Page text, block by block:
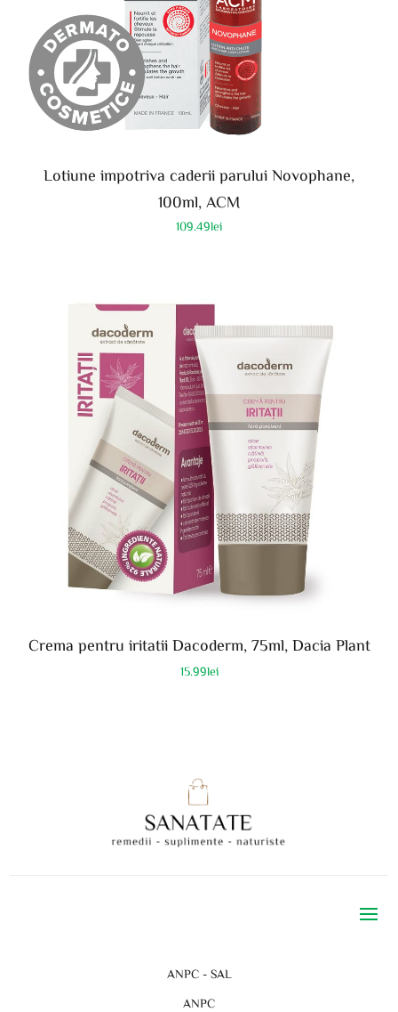
Lotiune impotriva caderii parului Novophane,
100ml, ACM
109.49lei
Crema pentru iritatii Dacoderm, 75ml, Dacia Plant
15.99lei
ANPC - SAL
ANPC